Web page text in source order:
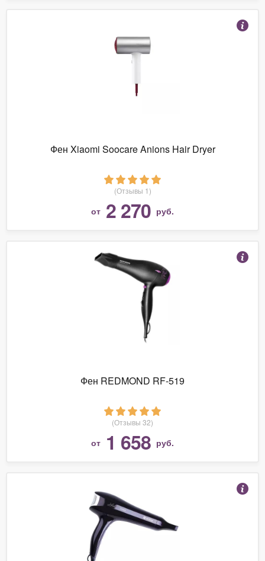
Фен Xiaomi Soocare Anions Hair Dryer
(Отзывы 1)
от 2 270 руб.
Фен REDMOND RF-519
(Отзывы 32)
от 1 658 руб.